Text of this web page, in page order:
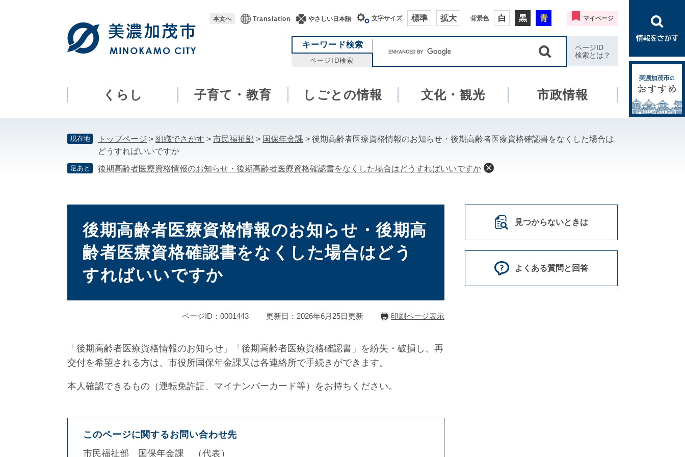
本
本文へ Translation やさしい日本語 文字サイズ 標準 拡大 背景色 白 黒 青 マイページ
キーワード検索
ページID検索
ワ
ド
索
ページID
検索とは？
くらし 子育て・教育 しごとの情報 文化・観光 市政情報
現在地 トップページ > 組織でさがす > 市民福祉部 > 国保年金課 > 後期高齢者医療資格情報のお知らせ・後期高齢者医療資格確認書をなくした場合は
どうすればいいですか
足あと 後期高齢者医療資格情報のお知らせ・後期高齢者医療資格確認書をなくした場合はどうすればいいですか
後期高齢者医療資格情報のお知らせ・後期高
齢者医療資格確認書をなくした場合はどう
すればいいですか
ページID：0001443 更新日：2026年6月25日更新 印刷ページ表示
「後期高齢者医療資格情報のお知らせ」「後期高齢者医療資格確認書」を紛失・破損し、再
交付を希望される方は、市役所国保年金課又は各連絡所で手続きができます。
本人確認できるもの（運転免許証、マイナンバーカード等）をお持ちください。
このページに関するお問い合わせ先
市民福祉部
国保年金課
代表
見つからないときは
よくある質問と回答